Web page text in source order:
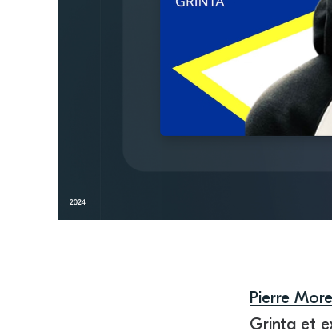
Pierre
Grinta et